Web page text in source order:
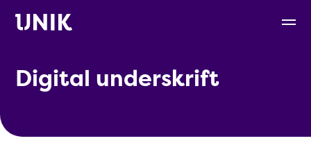
Digital underskrift